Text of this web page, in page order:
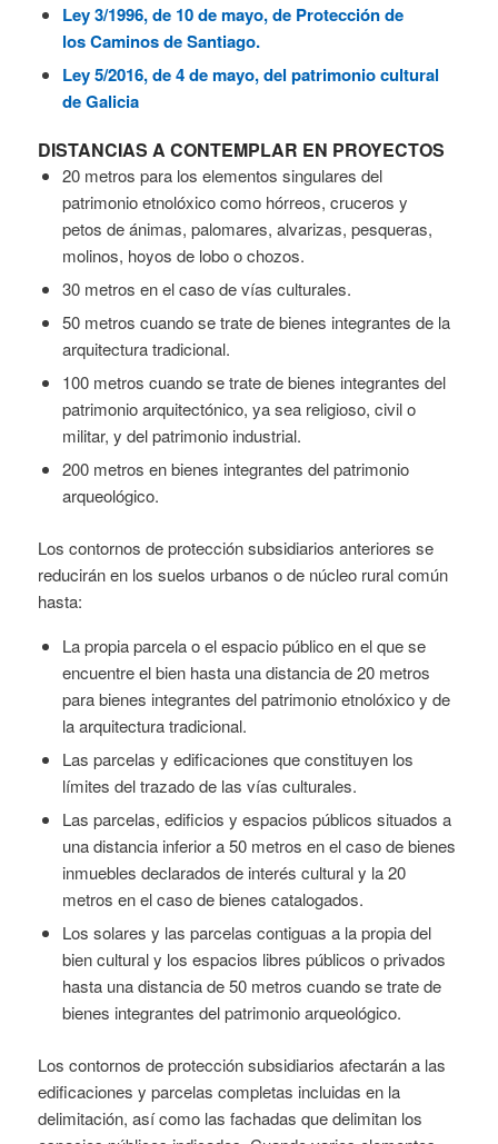
Ley 3/1996, de 10 de mayo, de Protección de
los Caminos de Santiago.
Ley 5/2016, de 4 de mayo, del patrimonio cultural
de Galicia
DISTANCIAS A CONTEMPLAR EN PROYECTOS
20 metros para los elementos singulares del
patrimonio etnolóxico como hórreos, cruceros y
petos de ánimas, palomares, alvarizas, pesqueras,
molinos, hoyos de lobo o chozos.
30 metros en el caso de vías culturales.
50 metros cuando se trate de bienes integrantes de la
arquitectura tradicional.
100 metros cuando se trate de bienes integrantes del
patrimonio arquitectónico, ya sea religioso, civil o
militar, y del patrimonio industrial.
200 metros en bienes integrantes del patrimonio
arqueológico.
Los contornos de protección subsidiarios anteriores se
reducirán en los suelos urbanos o de núcleo rural común
hasta:
La propia parcela o el espacio público en el que se
encuentre el bien hasta una distancia de 20 metros
para bienes integrantes del patrimonio etnolóxico y de
la arquitectura tradicional.
Las parcelas y edificaciones que constituyen los
límites del trazado de las vías culturales.
Las parcelas, edificios y espacios públicos situados a
una distancia inferior a 50 metros en el caso de bienes
inmuebles declarados de interés cultural y la 20
metros en el caso de bienes catalogados.
Los solares y las parcelas contiguas a la propia del
bien cultural y los espacios libres públicos o privados
hasta una distancia de 50 metros cuando se trate de
bienes integrantes del patrimonio arqueológico.
Los contornos de protección subsidiarios afectarán a las
edificaciones y parcelas completas incluidas en la
delimitación, así como las fachadas que delimitan los